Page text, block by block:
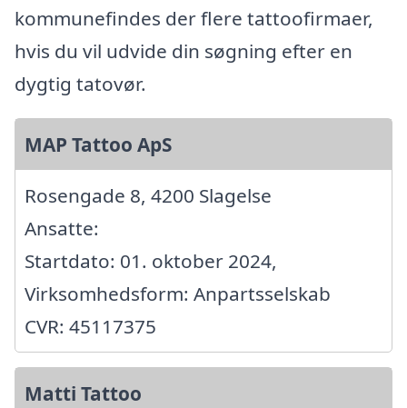
kommunefindes der flere tattoofirmaer,
hvis du vil udvide din søgning efter en
dygtig tatovør.
MAP Tattoo ApS
Rosengade 8, 4200 Slagelse
Ansatte:
Startdato: 01. oktober 2024,
Virksomhedsform: Anpartsselskab
CVR: 45117375
Matti Tattoo